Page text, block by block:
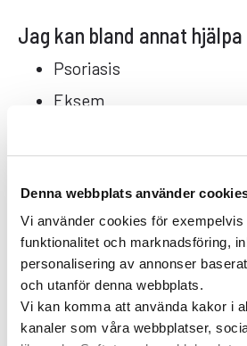
Denna webbplats använder
Vi använder cookies för
funktionalitet och marknadsföring,
personalisering av annonser
och utanför denna webbplats.
Vi kan komma att använda kakor i
kanaler som våra webbplatser,
Jag kan bland annat
Psoriasis
Eksem
Ärr
Akne
Vårtor
Rosacea
Klåda